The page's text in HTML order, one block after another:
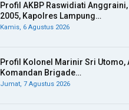
Profil AKBP Raswidiati Anggraini,
2005, Kapolres Lampung…
Kamis, 6 Agustus 2026
Profil Kolonel Marinir Sri Utomo,
Komandan Brigade…
Jumat, 7 Agustus 2026